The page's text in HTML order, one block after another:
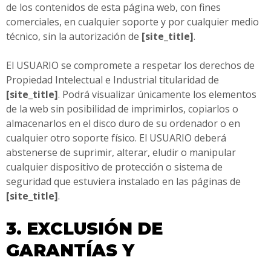
de los contenidos de esta página web, con fines
comerciales, en cualquier soporte y por cualquier medio
técnico, sin la autorización de [site_title].
El USUARIO se compromete a respetar los derechos de
Propiedad Intelectual e Industrial titularidad de
[site_title]. Podrá visualizar únicamente los elementos
de la web sin posibilidad de imprimirlos, copiarlos o
almacenarlos en el disco duro de su ordenador o en
cualquier otro soporte físico. El USUARIO deberá
abstenerse de suprimir, alterar, eludir o manipular
cualquier dispositivo de protección o sistema de
seguridad que estuviera instalado en las páginas de
[site_title].
3. EXCLUSIÓN DE
GARANTÍAS Y